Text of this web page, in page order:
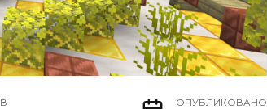
ОПУБЛИКОВАНО